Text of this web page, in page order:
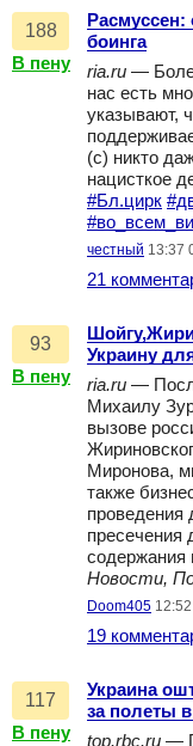
188
В пену
боинга
ria.ru —
нас есть
указывают,
(с) никто
нацисткое
#Бл.цирк
честный 13:37
21
93
В пену
Украину
ria.ru —
Михаилу
вызове
Миронова,
также
проведения
пресечения
содержания
Новости,
Doom405
19
117
В пену
Украина
за полеты
top.rbc.ru —